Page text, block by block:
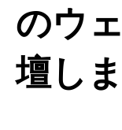
のウ
壇しま